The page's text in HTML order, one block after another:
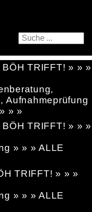
TRIFFT! » » »
Aufnahmeprüfung
» »
TRIFFT! » » »
» » » ALLE
TRIFFT! » » »
» » » ALLE